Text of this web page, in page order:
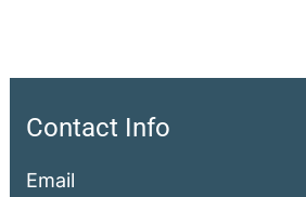
Contact Info
Email